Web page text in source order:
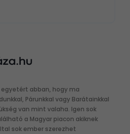
egyetért abban, hogy ma
Párunkkal vagy Barátainkkal
van mint valaha. Igen sok
a Magyar piacon akiknek
sok ember szerezhet